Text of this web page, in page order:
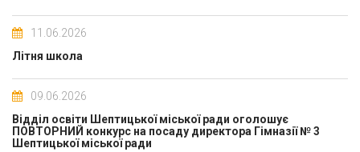
11.06.2026
Літня школа
09.06.2026
Відділ освіти Шептицької міської ради оголошує
ПОВТОРНИЙ конкурс на посаду директора Гімназії № 3
Шептицької міської ради